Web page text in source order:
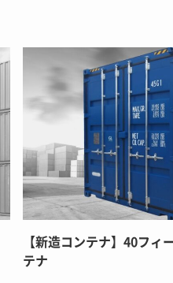
【新造コンテナ】40フィ
テナ